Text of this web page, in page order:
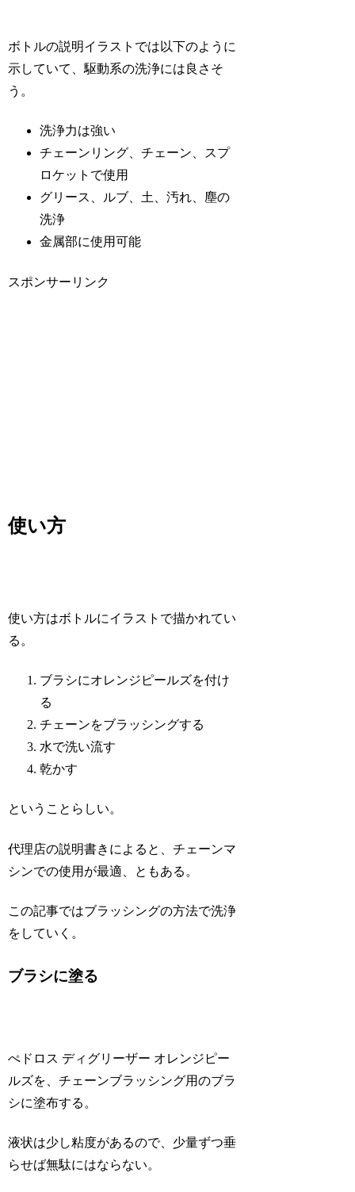
ボトルの説明イラストでは以下のように
示していて、駆動系の洗浄には良さそ
う。
洗浄力は強い
チェーンリング、チェーン、スプ
ロケットで使用
グリース、ルブ、土、汚れ、塵の
洗浄
金属部に使用可能
スポンサーリンク
使い方
使い方はボトルにイラストで描かれてい
る。
ブラシにオレンジピールズを付け
る
チェーンをブラッシングする
水で洗い流す
乾かす
ということらしい。
代理店の説明書きによると、チェーンマ
シンでの使用が最適、ともある。
この記事ではブラッシングの方法で洗浄
をしていく。
ブラシに塗る
ぺドロス ディグリーザー オレンジピー
ルズを、チェーンブラッシング用のブラ
シに塗布する。
液状は少し粘度があるので、少量ずつ垂
らせば無駄にはならない。